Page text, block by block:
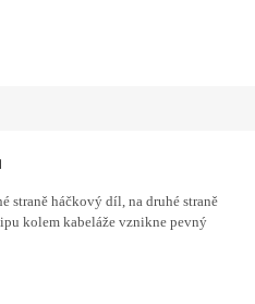
straně háčkový díl, na druhé straně
kolem kabeláže vznikne pevný